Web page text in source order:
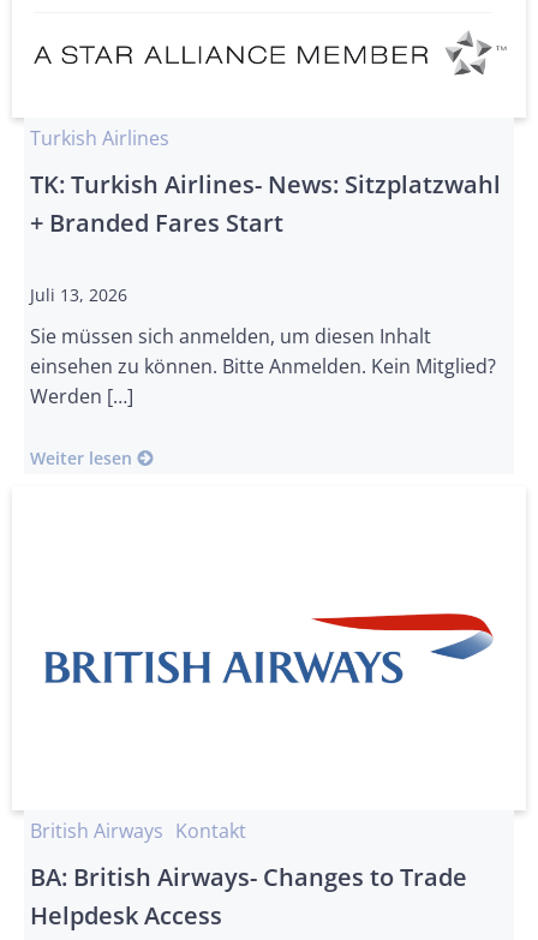
Turkish Airlines
TK: Turkish Airlines- News: Sitzplatzwahl
+ Branded Fares Start
Juli 13, 2026
Sie müssen sich anmelden, um diesen Inhalt
einsehen zu können. Bitte Anmelden. Kein Mitglied?
Werden […]
Weiter lesen
British Airways Kontakt
BA: British Airways- Changes to Trade
Helpdesk Access